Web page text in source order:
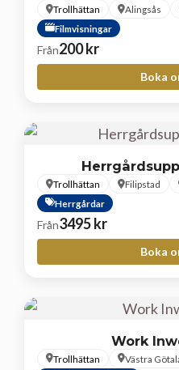
Trollhättan Alingsås
Filmvisningar
Från200kr
Boka
Trollhättan Filipstad
Herrgårdar
Från3495kr
Boka
Work
Trollhättan
Västra